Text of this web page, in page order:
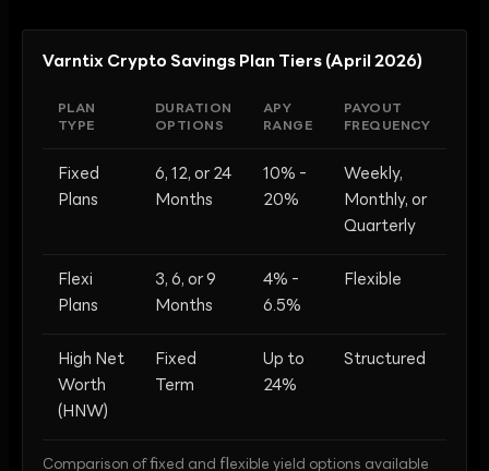
Varntix Crypto Savings Plan Tiers (April 2026)
PLAN
TYPE
DURATION
OPTIONS
APY
RANGE
PAYOUT
FREQUENCY
Fixed
Plans
6, 12, or 24
Months
10% -
20%
Weekly,
Monthly, or
Quarterly
Flexi
Plans
3, 6, or 9
Months
4% -
6.5%
Flexible
High Net
Worth
(HNW)
Fixed
Term
Up to
24%
Structured
Comparison of fixed and flexible yield options available